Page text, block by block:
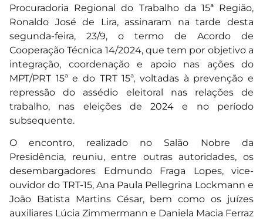
Procuradoria Regional do Trabalho da 15ª Região,
Ronaldo José de Lira, assinaram na tarde desta
segunda-feira, 23/9, o termo de Acordo de
Cooperação Técnica 14/2024, que tem por objetivo a
integração, coordenação e apoio nas ações do
MPT/PRT 15ª e do TRT 15ª, voltadas à prevenção e
repressão do assédio eleitoral nas relações de
trabalho, nas eleições de 2024 e no período
subsequente.
O encontro, realizado no Salão Nobre da
Presidência, reuniu, entre outras autoridades, os
desembargadores Edmundo Fraga Lopes, vice-
ouvidor do TRT-15, Ana Paula Pellegrina Lockmann e
João Batista Martins César, bem como os juízes
auxiliares Lúcia Zimmermann e Daniela Macia Ferraz